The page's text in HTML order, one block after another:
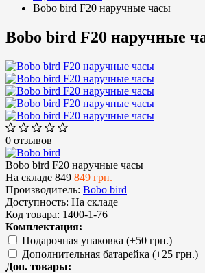
Bobo bird F20 наручные часы
Bobo bird F20 наручные
0 отзывов
Bobo bird F20 наручные часы
На складе 849 849 грн.
Производитель: Bobo bird
Доступность: На складе
Код товара: 1400-1-76
Комплектация:
Подарочная упаковка (+50 грн.)
Дополнительная батарейка (+25 грн.)
Доп. товары: